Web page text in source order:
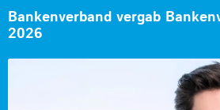
Bankenverband vergab
2026